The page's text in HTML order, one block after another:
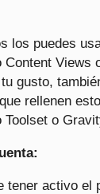
los puedes
Content Views
gusto,
rellenen
Toolset o
tener activo el